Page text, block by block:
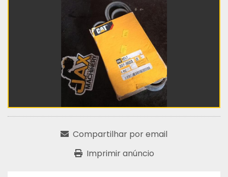
Compartilhar por email
Imprimir anúncio